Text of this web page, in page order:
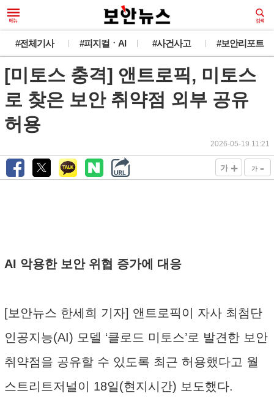
#전체기사 #피지컬ㆍAI #사건사고 #보안리포트
[미토스 충격] 앤트로픽, 미토스
로 찾은 보안 취약점 외부 공유
허용
2026-05-19 11:21
가 + 가 -
AI 악용한 보안 위협 증가에 대응
[보안뉴스 한세희 기자] 앤트로픽이 자사 최첨단
인공지능(AI) 모델 ‘클로드 미토스’로 발견한 보안
취약점을 공유할 수 있도록 최근 허용했다고 월
스트리트저널이 18일(현지시간) 보도했다.